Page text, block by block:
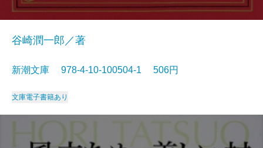
谷崎潤一郎／著
新潮文庫 978-4-10-100504-1 506円
文庫電子書籍あり